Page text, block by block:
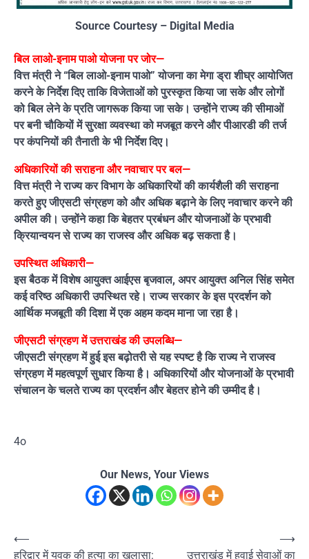
Source Courtesy – Digital Media
बिल लाओ-इनाम पाओ योजना पर जोर—
वित्त मंत्री ने “बिल लाओ-इनाम पाओ” योजना का मेगा ड्रा शीघ्र आयोजित
करने के निर्देश दिए ताकि विजेताओं को पुरस्कृत किया जा सके और लोगों
को बिल लेने के प्रति जागरूक किया जा सके। उन्होंने राज्य की सीमाओं
पर बनी चौकियों में सुरक्षा व्यवस्था को मजबूत करने और पीआरडी की तर्ज
पर कंपनियों की तैनाती के भी निर्देश दिए।
अधिकारियों की सराहना और नवाचार पर बल—
वित्त मंत्री ने राज्य कर विभाग के अधिकारियों की कार्यशैली की सराहना
करते हुए जीएसटी संग्रहण को और अधिक बढ़ाने के लिए नवाचार करने की
अपील की। उन्होंने कहा कि बेहतर प्रबंधन और योजनाओं के प्रभावी
क्रियान्वयन से राज्य का राजस्व और अधिक बढ़ सकता है।
उपस्थित अधिकारी—
इस बैठक में विशेष आयुक्त आईएस बृजवाल, अपर आयुक्त अनिल सिंह समेत
कई वरिष्ठ अधिकारी उपस्थित रहे। राज्य सरकार के इस प्रदर्शन को
आर्थिक मजबूती की दिशा में एक अहम कदम माना जा रहा है।
जीएसटी संग्रहण में उत्तराखंड की उपलब्धि—
जीएसटी संग्रहण में हुई इस बढ़ोतरी से यह स्पष्ट है कि राज्य ने राजस्व
संग्रहण में महत्वपूर्ण सुधार किया है। अधिकारियों और योजनाओं के प्रभावी
संचालन के चलते राज्य का प्रदर्शन और बेहतर होने की उम्मीद है।
4o
Our News, Your Views
Post
⟵
हरिद्वार में युवक की हत्या का खुलासा:
उत्तराखंड में हवाई सेवाओं का
⟶